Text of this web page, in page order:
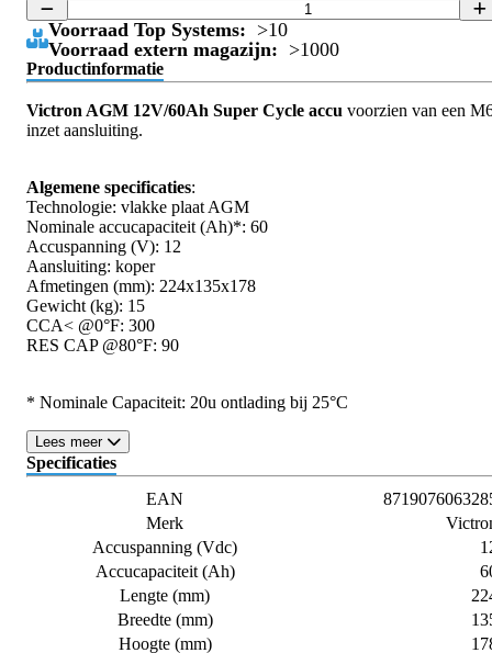
Voorraad Top Systems: >10
Voorraad extern magazijn: >1000
Productinformatie
Victron AGM 12V/60Ah Super Cycle accu voorzien van een
inzet aansluiting.
Algemene specificaties:
Technologie: vlakke plaat AGM
Nominale accucapaciteit (Ah)*: 60
Accuspanning (V): 12
Aansluiting: koper
Afmetingen (mm): 224x135x178
Gewicht (kg): 15
CCA< @0°F: 300
RES CAP @80°F: 90
* Nominale Capaciteit: 20u ontlading bij 25°C
Lees meer
Specificaties
EAN
Merk
Accuspanning (Vdc)
Accucapaciteit (Ah)
Lengte (mm)
Breedte (mm)
Hoogte (mm)